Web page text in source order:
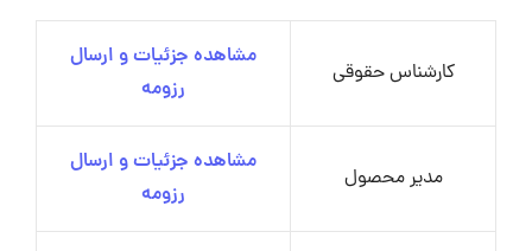
کارشناس حقوقی
مشاهده جزئیات و ارسال
رزومه
مدیر محصول
مشاهده جزئیات و ارسال
رزومه